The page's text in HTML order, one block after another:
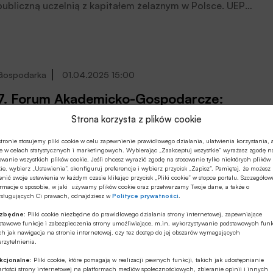
Strona korzysta z plików cookie
stosujemy pliki cookie w celu zapewnienie prawidłowego działania, ułatwienia korzystania, a
w celach statystycznych i marketingowych. Wybierając „Zaakceptuj wszystkie” wyrażasz zgodę
wszystkich plików cookie. Jeśli chcesz wyrazić zgodę na stosowanie tylko niektórych plików
wybierz „Ustawienia”, skonfiguruj preferencje i wybierz przycisk „Zapisz”. Pamiętaj, że możesz
swoje ustawienia w każdym czasie klikając przycisk „Pliki cookie” w stopce portalu.
o sposobie, w jaki używamy plików cookie oraz przetwarzamy Twoje dane, a także o
Ci prawach, odnajdziesz wPolityce prywatności
Pliki cookie niezbędne do prawidłowego działania strony internetowej, zapewniające
funkcje i zabezpieczenia strony umożliwiające, m.in. wykorzystywanie podstawowych
jak nawigacja na stronie internetowej, czy tez dostęp do jej obszarów wymagających
Pliki cookie, które pomagają w realizacji pewnych funkcji, takich jak udostępnianie
strony internetowej na platformach mediów społecznościowych, zbieranie opinii i innych
średnich już 89%.
uczelnią z kapitałem żelaznym w Polsce. UEP
01.04.2025 15:00
Forum Akademicko-Gospodarcze:
rozwoju Europy – Polsko,
tegorocznego Forum Akademicko-
(2025) odbyła się debata poświęcona
podniesienia konkurencyjność europejskiej
Punktem wyjścia do dyskusji był raport
Draghiego.
i innowacje 17.03.2024 17:55
Pietraszkiewicz o
wynalazków polskich